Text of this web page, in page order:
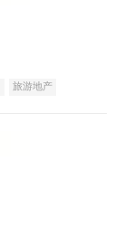
旅游地产